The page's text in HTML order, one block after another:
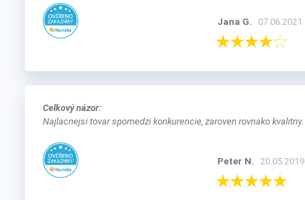
Jana G. 07.06.2021
Celkový názor:
Najlacnejsi tovar spomedzi konkurencie, zaroven rovnako kvalitny.
Peter N. 20.05.2019